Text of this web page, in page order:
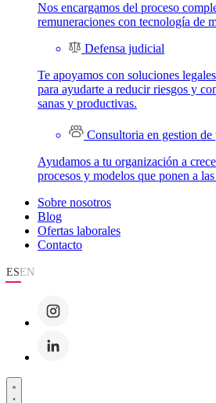
Nos encargamos del proceso
remuneraciones con tecnología de
Defensa judicial
Te apoyamos con soluciones
para ayudarte a reducir riesgos y
sanas y productivas.
Consultoria en gestion de
Ayudamos a tu organización a
procesos y modelos que ponen a
Sobre nosotros
Blog
Ofertas laborales
Contacto
ESEN